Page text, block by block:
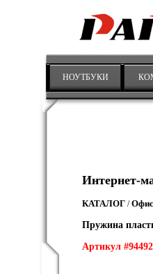
НОУТБУКИ
Интернет-
КАТАЛОГ /
Пружина
Артикул #94492